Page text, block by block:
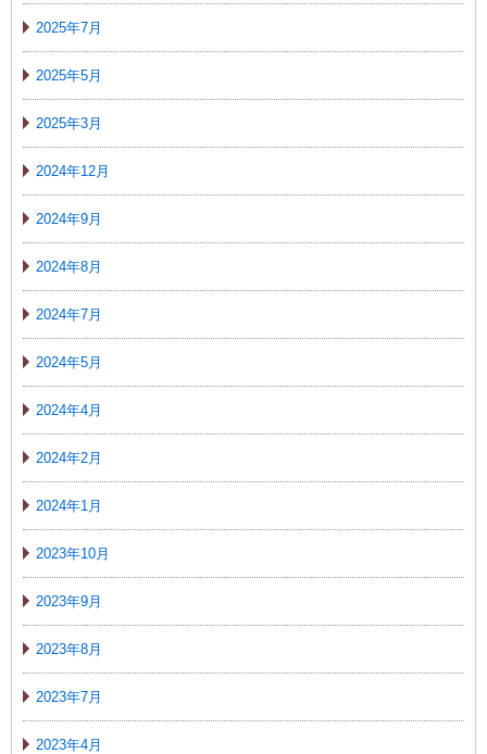
2025年7月
2025年5月
2025年3月
2024年12月
2024年9月
2024年8月
2024年7月
2024年5月
2024年4月
2024年2月
2024年1月
2023年10月
2023年9月
2023年8月
2023年7月
2023年4月